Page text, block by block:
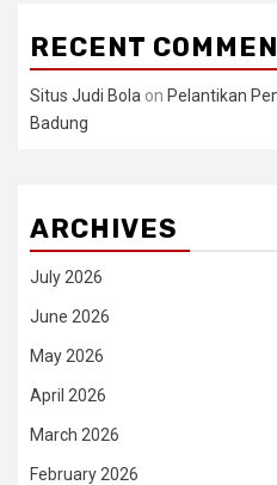
RECENT
Situs Judi Bola on Pelantikan
Badung
ARCHIVES
July 2026
June 2026
May 2026
April 2026
March 2026
February 2026